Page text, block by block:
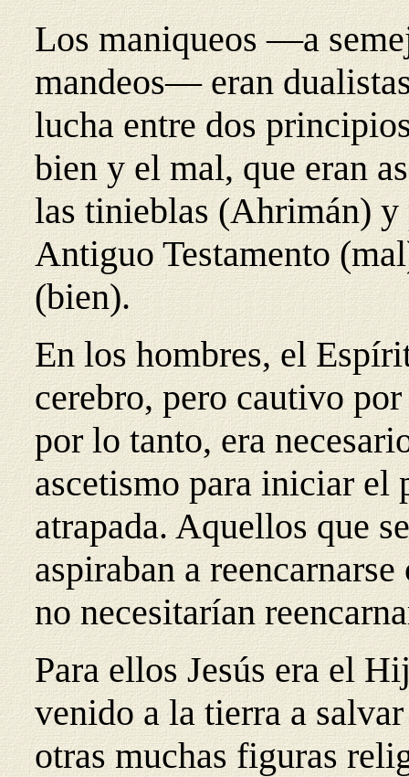
Los maniqueos —a
mandeos— eran
lucha entre dos
bien y el mal, que eran
las tinieblas (Ahrimán)
Antiguo Testamento
(bien).
En los hombres, el
cerebro, pero cautivo
por lo tanto, era
ascetismo para iniciar el
atrapada. Aquellos que
aspiraban a
no necesitarían
Para ellos Jesús era el
venido a la tierra a
otras muchas figuras